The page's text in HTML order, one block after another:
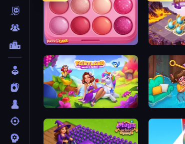
Piece of Cake: Merge and Bake Mergest
Fairyland Merge & Magic Mansion